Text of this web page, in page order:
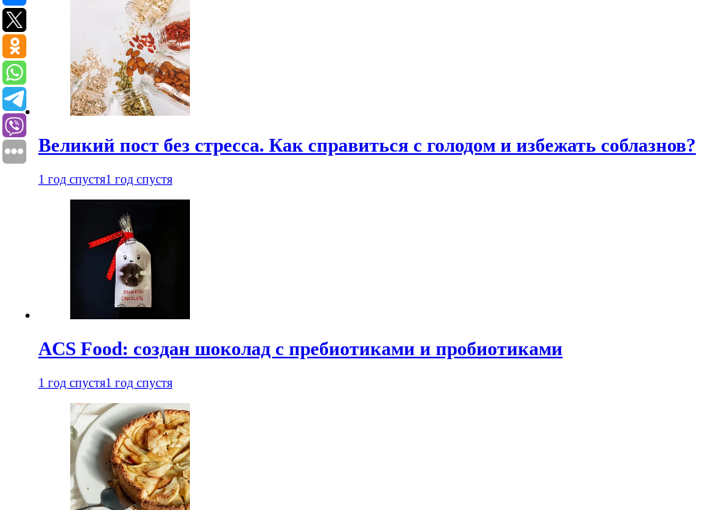
Великий пост без стресса. Как справиться с голодом и избежать соблазнов?
1 год спустя1 год спустя
ACS Food: создан шоколад с пребиотиками и пробиотиками
1 год спустя1 год спустя